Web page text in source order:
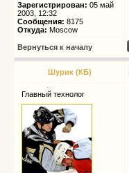
Зарегистрирован: 05 май
2003, 12:32
Сообщения: 8175
Откуда: Moscow
Вернуться к началу
Шурик (КБ)
Главный технолог